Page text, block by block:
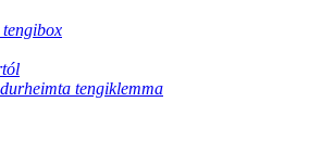
tengibox
tengiklemma